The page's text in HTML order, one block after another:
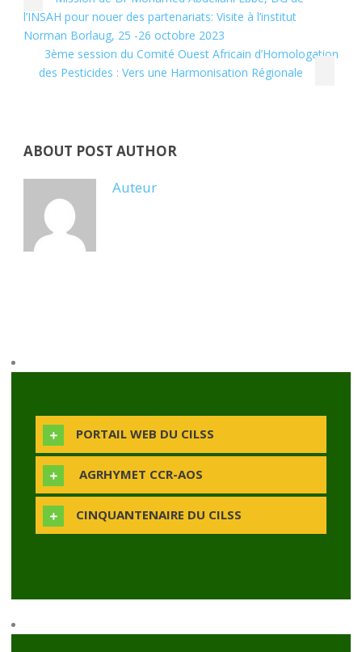
l’INSAH pour nouer des partenariats: Visite à l’institut
Norman Borlaug, 25 -26 octobre 2023
3ème session du Comité Ouest Africain d’Homologation
des Pesticides : Vers une Harmonisation Régionale
ABOUT POST AUTHOR
Auteur
PORTAIL WEB DU CILSS
AGRHYMET CCR-AOS
CINQUANTENAIRE DU CILSS